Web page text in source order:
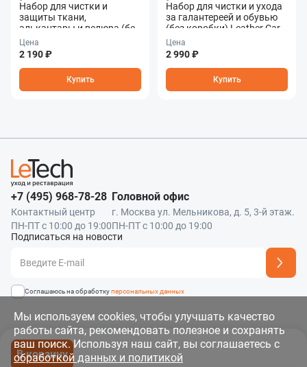
В корзину
Набор для чистки и
защиты ткани,
алькантары и велюра (без
коробки) Fabric &
Alcantara Care Combo
Цена
2 190 ₽
Купить
Набор для чистки и ухода
за галантереей и обувью
(без коробки) Leather Care
Combo
Цена
2 990 ₽
Купить
+7 (495) 968-78-28
Контактный центр
ПН-ПТ с 10:00 до 19:00
Головной офис
г. Москва ул. Мельникова, д. 5, 3-й этаж.
ПН-ПТ с 10:00 до 19:00
Подписаться на новости
Адрес подписки успешно добавлен
Соглашаюсь на обработкуперсональных данных
© 2011 - 2026 OOO «Летэк» Все права защищены
Политика обработки и защита данныхПравила использования материалов сайта
Карта сайта
Мы используем cookies, чтобы улучшать качество
работы сайта, рекомендовать полезное и сохранять
ваш поиск. Используя наш сайт, вы соглашаетесь с
обработкой данных и политикой